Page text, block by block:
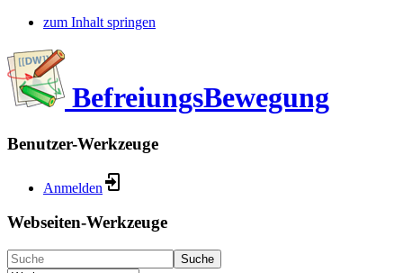
zum Inhalt springen
BefreiungsBewegung
Benutzer-Werkzeuge
Anmelden
Webseiten-Werkzeuge
Suche